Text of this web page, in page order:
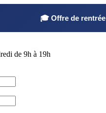
🎓 Offre de
de 9h à 19h